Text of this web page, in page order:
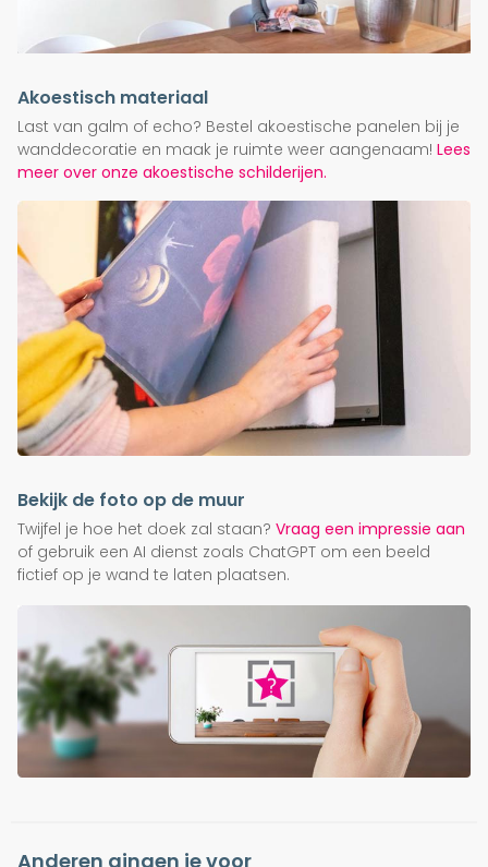
Akoestisch materiaal
Last van galm of echo? Bestel akoestische panelen bij je
wanddecoratie en maak je ruimte weer aangenaam! Lees
meer over onze akoestische schilderijen.
Bekijk de foto op de muur
Twijfel je hoe het doek zal staan? Vraag een impressie aan
of gebruik een AI dienst zoals ChatGPT om een beeld
fictief op je wand te laten plaatsen.
Anderen gingen je voor